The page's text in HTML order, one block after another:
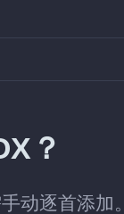
？
动逐首添加。